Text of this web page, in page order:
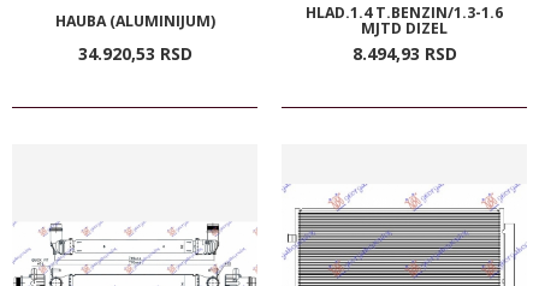
HAUBA (ALUMINIJUM)
34.920,53 RSD
HLAD.1.4 T.BENZIN/1.3-1.6
MJTD DIZEL
8.494,93 RSD